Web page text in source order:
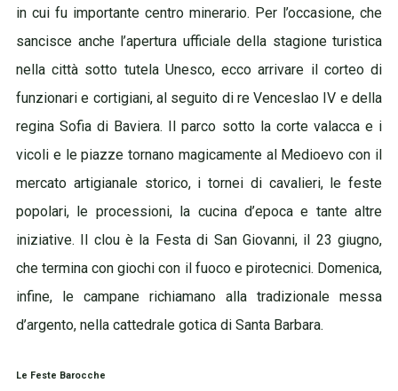
in cui fu importante centro minerario. Per l’occasione, che
sancisce anche l’apertura ufficiale della stagione turistica
nella città sotto tutela Unesco, ecco arrivare il corteo di
funzionari e cortigiani, al seguito di re Venceslao IV e della
regina Sofia di Baviera. Il parco sotto la corte valacca e i
vicoli e le piazze tornano magicamente al Medioevo con il
mercato artigianale storico, i tornei di cavalieri, le feste
popolari, le processioni, la cucina d’epoca e tante altre
iniziative. Il clou è la Festa di San Giovanni, il 23 giugno,
che termina congiochi con il fuoco e pirotecnici. Domenica,
infine, le campane richiamano alla tradizionale messa
d’argento, nella cattedrale gotica di Santa Barbara.
Le Feste Barocche